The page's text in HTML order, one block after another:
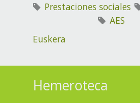
Prestaciones sociales
AES
Euskera
Hemeroteca